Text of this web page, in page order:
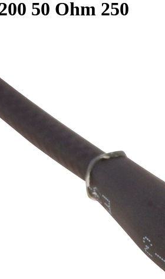
50 Ohm 250